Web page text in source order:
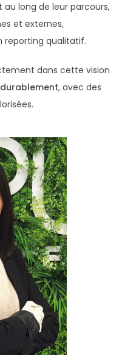
long de leur parcours,
et externes,
reporting qualitatif.
dans cette vision
, avec des